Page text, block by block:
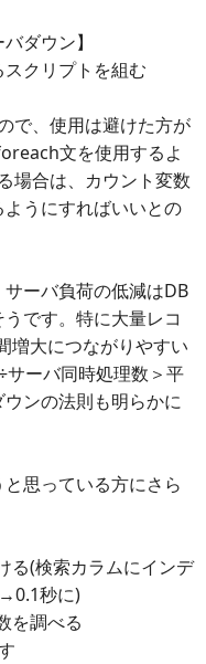
ダウン】
クリプトを組む
で、使用は避けた方が
文を使用するよ
場合は、カウント変数
うにすればいいとの
ーバ負荷の低減はDB
です。特に大量レコ
増大につながりやすい
サーバ同時処理数＞平
ンの法則も明らかに
思っている方にさら
る(検索カラムにインデ
秒に)
を調べる